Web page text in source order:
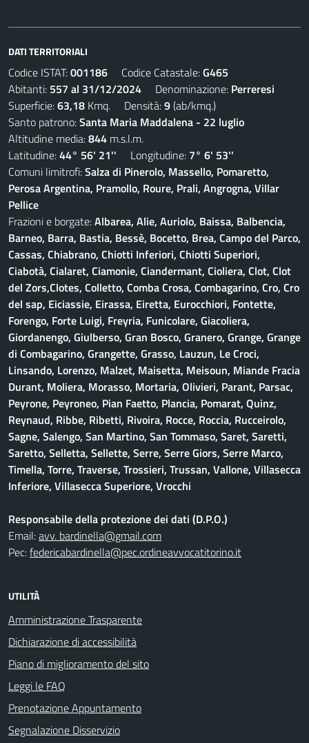
DATI TERRITORIALI
Codice ISTAT:001186 Codice Catastale:G465
Abitanti: 557 al 31/12/2024 Denominazione: Perreresi
Superficie:63,18 Kmq. Densità:9(ab/kmq.)
Santo patrono:Santa Maria Maddalena - 22 luglio
Altitudine media:844 m.s.l.m.
Latitudine:44° 56' 21'' Longitudine: 7° 6' 53''
Comuni limitrofi:Salza di Pinerolo, Massello, Pomaretto,
Perosa Argentina, Pramollo, Roure, Prali, Angrogna, Villar
Pellice
Frazioni e borgate:Albarea, Alie, Auriolo, Baissa, Balbencia,
Barneo, Barra, Bastia, Bessè, Bocetto, Brea, Campo del Parco,
Cassas, Chiabrano, Chiotti Inferiori, Chiotti Superiori,
Ciabotà, Cialaret, Ciamonie, Ciandermant, Cioliera, Clot, Clot
del Zors,Clotes, Colletto, Comba Crosa, Combagarino, Cro, Cro
del sap, Eiciassie, Eirassa, Eiretta, Eurocchiori, Fontette,
Forengo, Forte Luigi, Freyria, Funicolare, Giacoliera,
Giordanengo, Giulberso, Gran Bosco, Granero, Grange, Grange
di Combagarino, Grangette, Grasso, Lauzun, Le Croci,
Linsando, Lorenzo, Malzet, Maisetta, Meisoun, Miande Fracia
Durant, Moliera, Morasso, Mortaria, Olivieri, Parant, Parsac,
Peyrone, Peyroneo, Pian Faetto, Plancia, Pomarat, Quinz,
Reynaud, Ribbe, Ribetti, Rivoira, Rocce, Roccia, Rucceirolo,
Sagne, Salengo, San Martino, San Tommaso, Saret, Saretti,
Saretto, Selletta, Sellette, Serre, Serre Giors, Serre Marco,
Timella, Torre, Traverse, Trossieri, Trussan, Vallone, Villasecca
Inferiore, Villasecca Superiore, Vrocchi
Responsabile della protezione dei dati (D.P.O.)
Email:avv. bardinella@gmail.com
Pec:federicabardinella@pec.ordineavvocatitorino.it
UTILITÀ
Amministrazione Trasparente
Dichiarazione di accessibilità
Piano di miglioramento del sito
Leggi le FAQ
Prenotazione Appuntamento
Segnalazione Disservizio